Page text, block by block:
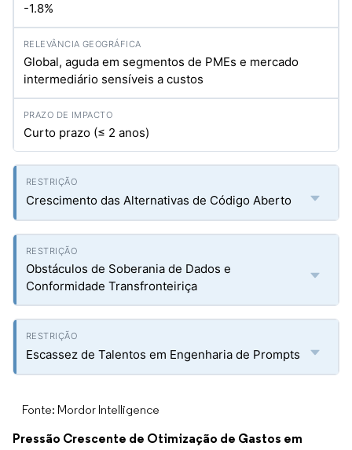
-1.8%
Global, aguda em segmentos de PMEs e mercado
intermediário sensíveis a custos
Curto prazo (≤ 2 anos)
Crescimento das Alternativas de Código Aberto
Obstáculos de Soberania de Dados e
Conformidade Transfronteiriça
Escassez de Talentos em Engenharia de Prompts
Fonte: Mordor Intelligence
Pressão Crescente de Otimização de Gastos em